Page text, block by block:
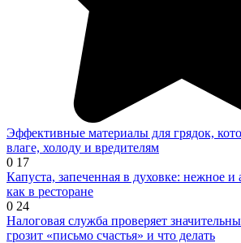
Эффективные материалы для грядок,
влаге, холоду и вредителям
0 17
Капуста, запеченная в духовке: нежное и
как в ресторане
0 24
Налоговая служба проверяет
грозит «письмо счастья» и что делать